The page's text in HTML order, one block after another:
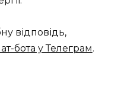
відповідь,
бота у Телеграм.